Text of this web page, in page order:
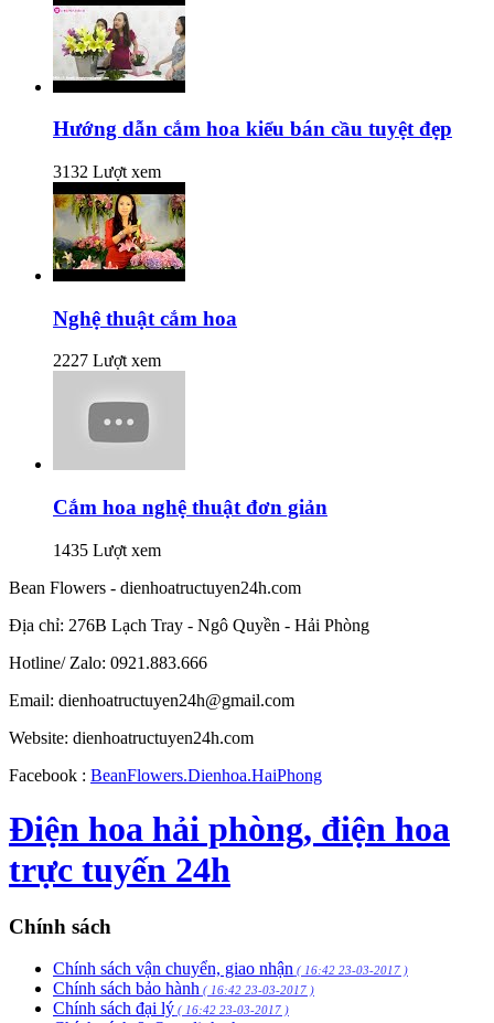
Hướng dẫn cắm hoa kiểu bán cầu tuyệt đẹp
3132 Lượt xem
Nghệ thuật cắm hoa
2227 Lượt xem
Cắm hoa nghệ thuật đơn giản
1435 Lượt xem
Bean Flowers - dienhoatructuyen24h.com
Địa chỉ: 276B Lạch Tray - Ngô Quyền - Hải Phòng
Hotline/ Zalo: 0921.883.666
Email: dienhoatructuyen24h@gmail.com
Website: dienhoatructuyen24h.com
Facebook : BeanFlowers.Dienhoa.HaiPhong
Điện hoa hải phòng, điện hoa
trực tuyến 24h
Chính sách
Chính sách vận chuyển, giao nhận ( 16:42 23-03-2017 )
Chính sách bảo hành ( 16:42 23-03-2017 )
Chính sách đại lý ( 16:42 23-03-2017 )